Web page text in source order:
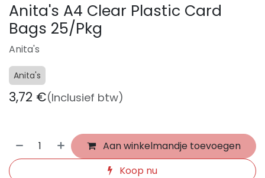
Anita's A4 Clear Plastic Card
Bags 25/Pkg
Anita's
Anita's
3,72 €(Inclusief btw)
Aan winkelmandje toevoegen
Koop nu